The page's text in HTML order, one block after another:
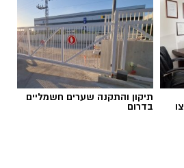
תיקון והתקנה שערים חשמליים
בדרום